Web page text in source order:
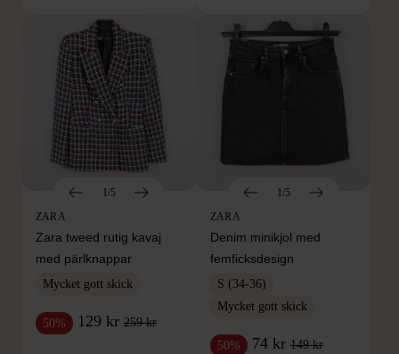
1/5
ZARA
Zara tweed rutig kavaj
med pärlknappar
Mycket gott skick
50% 129 kr 259 kr
1/5
ZARA
Denim minikjol med
femficksdesign
S (34-36)
Mycket gott skick
50% 74 kr 149 kr